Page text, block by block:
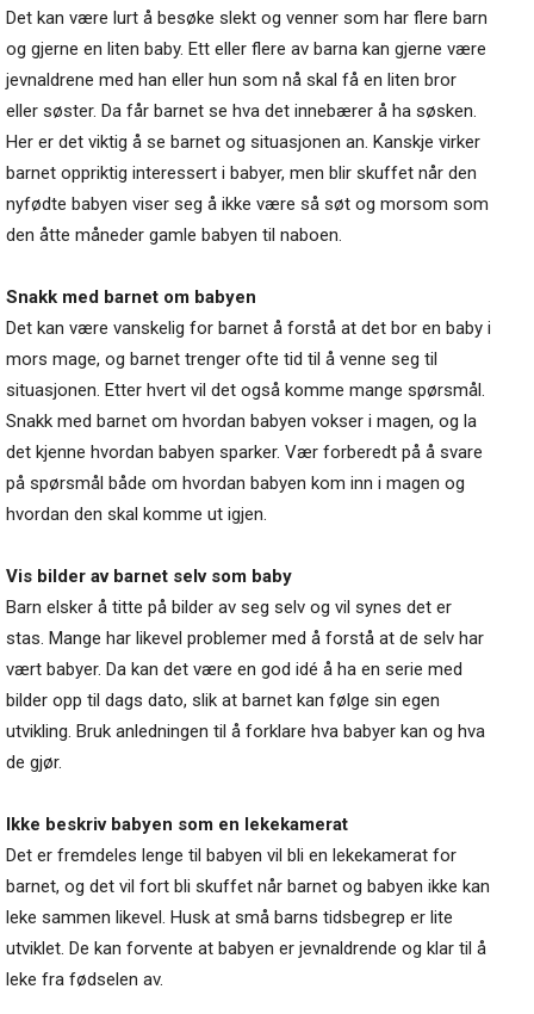
Det kan være lurt å besøke slekt og venner som har flere barn
og gjerne en liten baby. Ett eller flere av barna kan gjerne være
jevnaldrene med han eller hun som nå skal få en liten bror
eller søster. Da får barnet se hva det innebærer å ha søsken.
Her er det viktig å se barnet og situasjonen an. Kanskje virker
barnet oppriktig interessert i babyer, men blir skuffet når den
nyfødte babyen viser seg å ikke være så søt og morsom som
den åtte måneder gamle babyen til naboen.
Snakk med barnet om babyen
Det kan være vanskelig for barnet å forstå at det bor en baby i
mors mage, og barnet trenger ofte tid til å venne seg til
situasjonen. Etter hvert vil det også komme mange spørsmål.
Snakk med barnet om hvordan babyen vokser i magen, og la
det kjenne hvordan babyen sparker. Vær forberedt på å svare
på spørsmål både om hvordan babyen kom inn i magen og
hvordan den skal komme ut igjen.
Vis bilder av barnet selv som baby
Barn elsker å titte på bilder av seg selv og vil synes det er
stas. Mange har likevel problemer med å forstå at de selv har
vært babyer. Da kan det være en god idé å ha en serie med
bilder opp til dags dato, slik at barnet kan følge sin egen
utvikling. Bruk anledningen til å forklare hva babyer kan og hva
de gjør.
Ikke beskriv babyen som en lekekamerat
Det er fremdeles lenge til babyen vil bli en lekekamerat for
barnet, og det vil fort bli skuffet når barnet og babyen ikke kan
leke sammen likevel. Husk at små barns tidsbegrep er lite
utviklet. De kan forvente at babyen er jevnaldrende og klar til å
leke fra fødselen av.